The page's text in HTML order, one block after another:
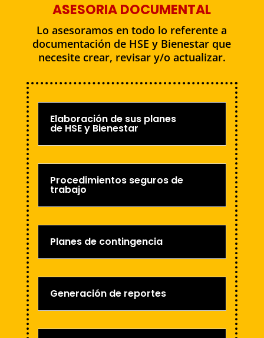
ASESORIA DOCUMENTAL
Lo asesoramos en todo lo referente a
documentación de HSE y Bienestar que
necesite crear, revisar y/o actualizar.
Elaboración de sus planes
de HSE y Bienestar
Procedimientos seguros de
trabajo
Planes de contingencia
Generación de reportes